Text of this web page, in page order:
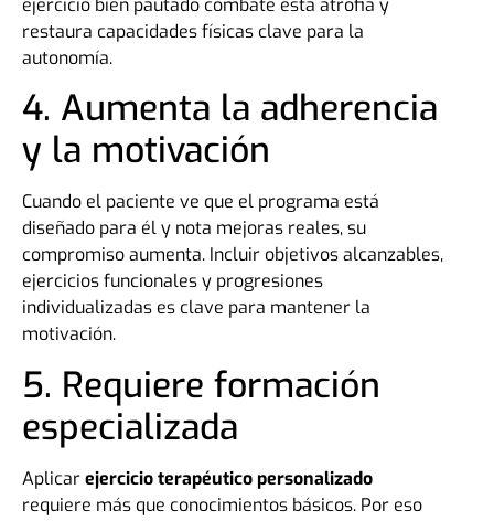
ejercicio bien pautado combate esta atrofia y
restaura capacidades físicas clave para la
autonomía.
4. Aumenta la adherencia
y la motivación
Cuando el paciente ve que el programa está
diseñado para él y nota mejoras reales, su
compromiso aumenta. Incluir objetivos alcanzables,
ejercicios funcionales y progresiones
individualizadas es clave para mantener la
motivación.
5. Requiere formación
especializada
Aplicarejercicio terapéutico personalizado
requiere más que conocimientos básicos. Por eso